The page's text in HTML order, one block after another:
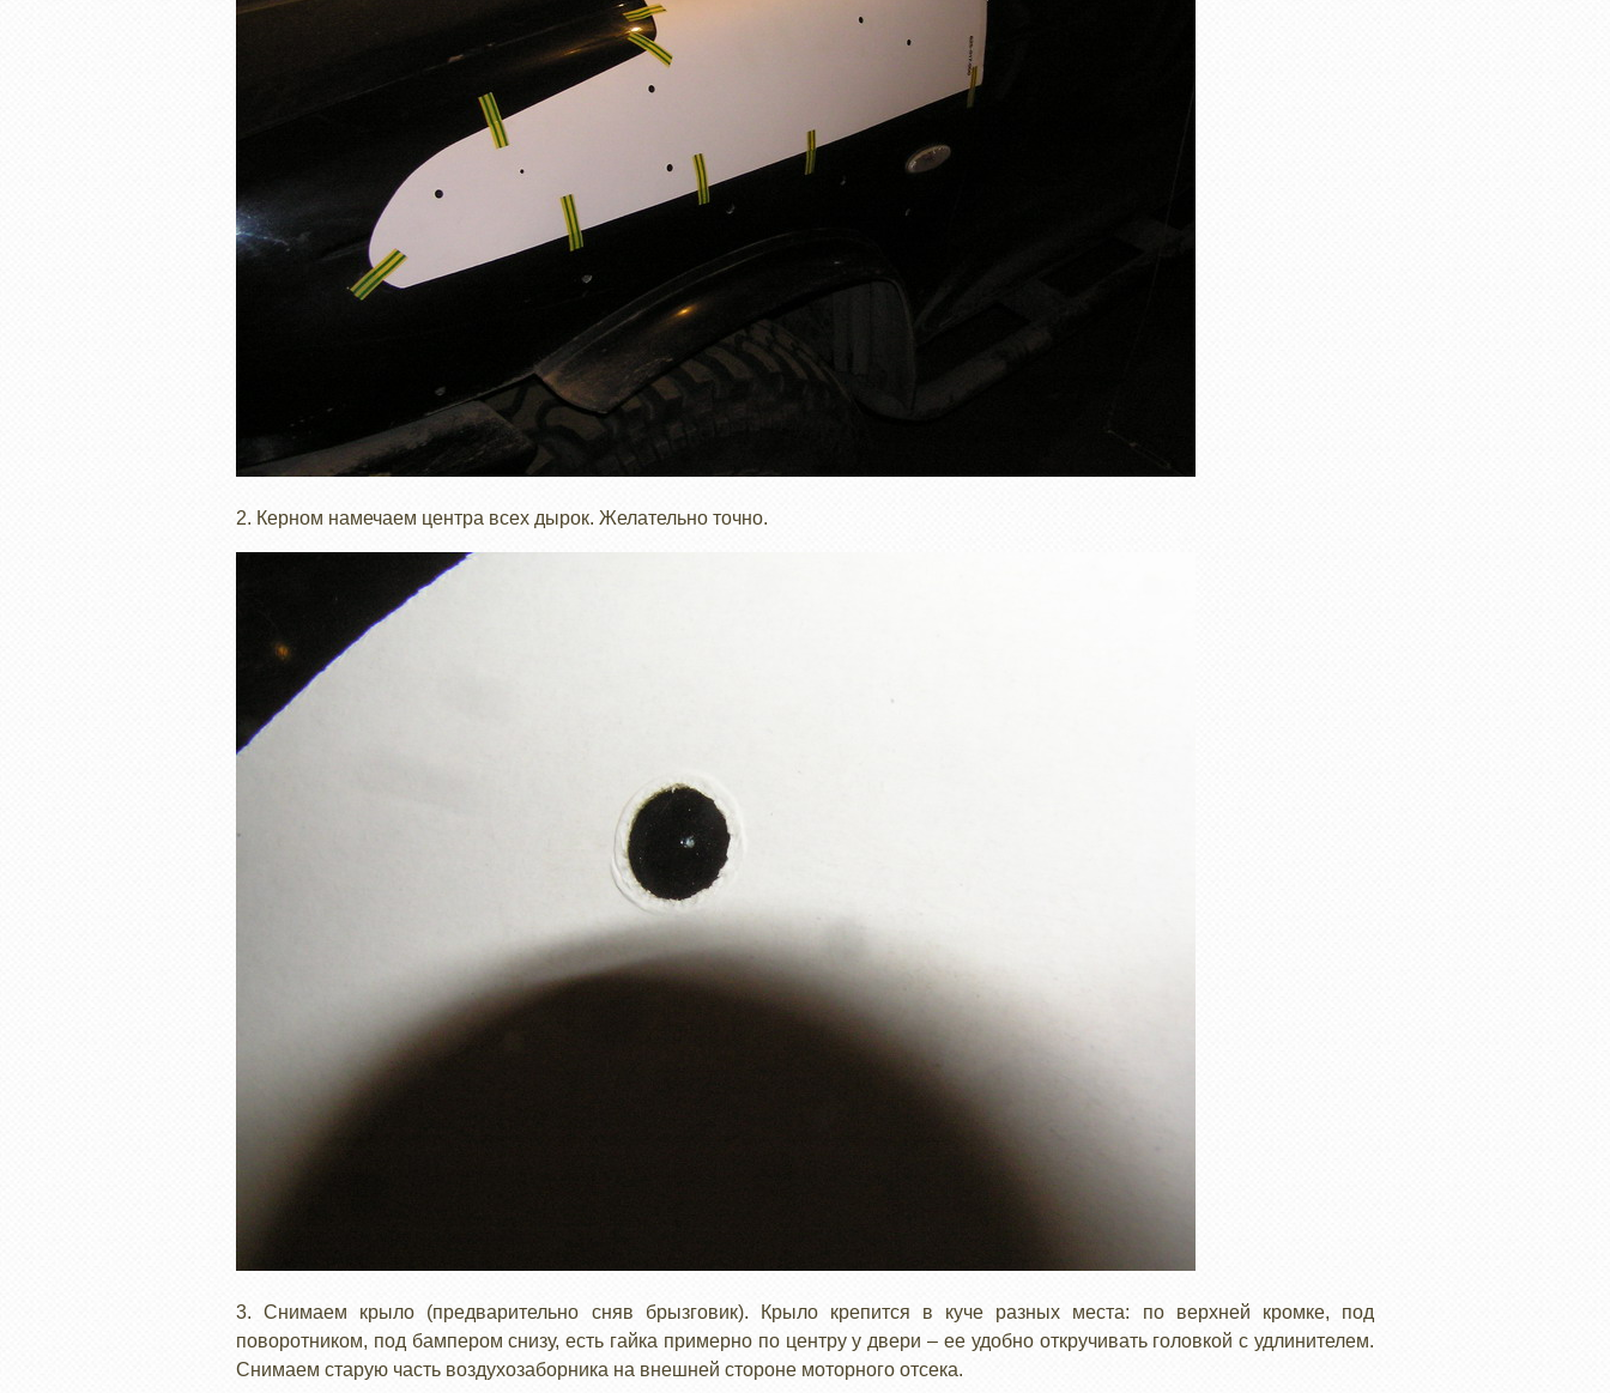
2. Керном намечаем центра всех дырок. Желательно точно.
3. Снимаем крыло (предварительно сняв брызговик). Крыло крепится в куче разных места: по верхней кромке, под
поворотником, под бампером снизу, есть гайка примерно по центру у двери – ее удобно откручивать головкой с удлинителем.
Снимаем старую часть воздухозаборника на внешней стороне моторного отсека.